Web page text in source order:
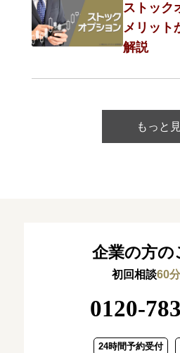
ストック
メリット
解説
もっと
企業の方の
初回相談60
0120-
24時間予約受付